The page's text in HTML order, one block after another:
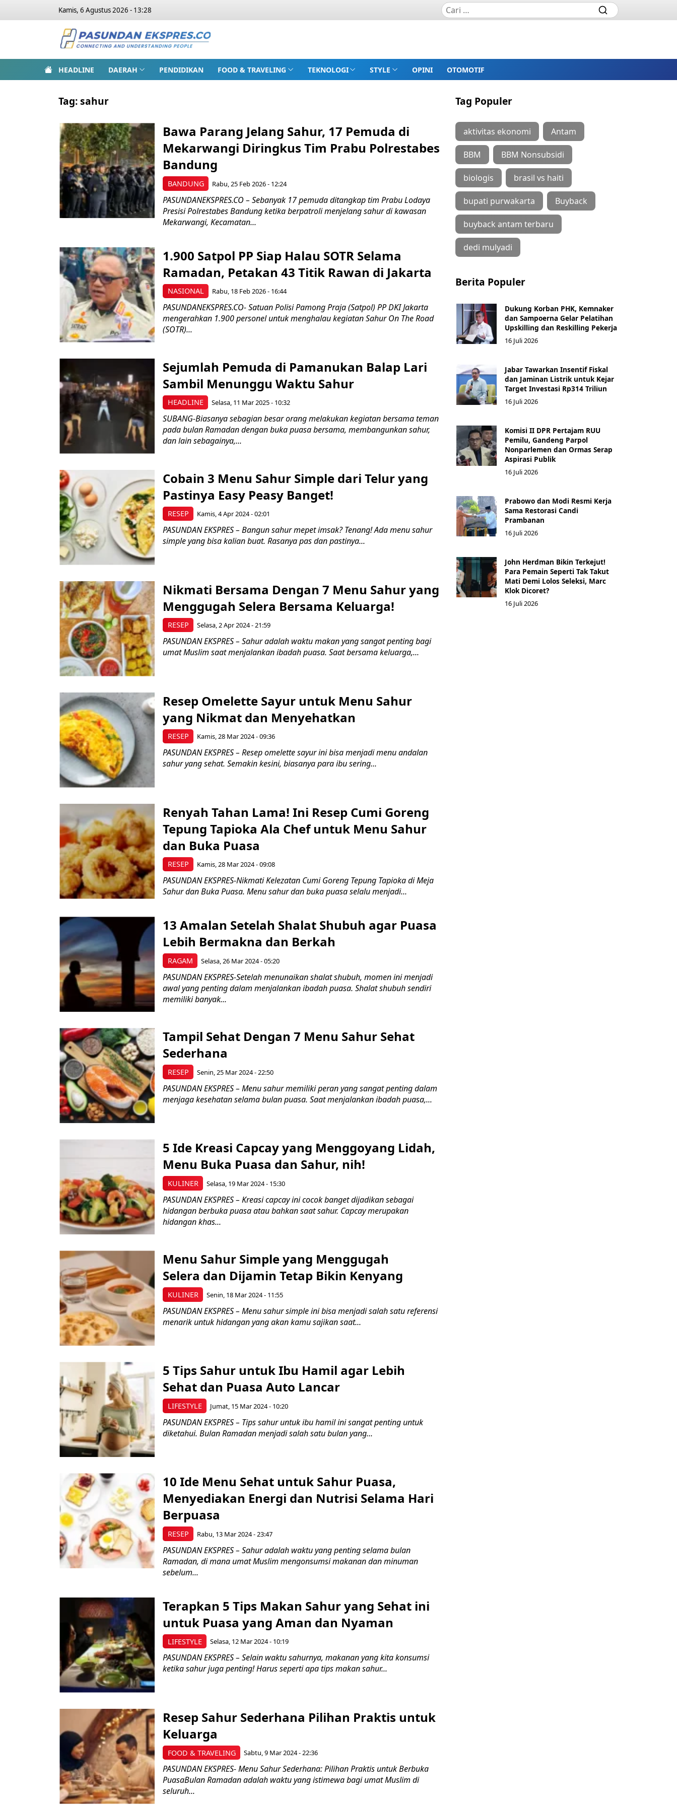
Kamis, 6 Agustus 2026 - 13:28
HEADLINE DAERAH PENDIDIKAN FOOD & TRAVELING TEKNOLOGI STYLE OPINI OTOMOTIF
Tag:sahur
BANDUNG
Bawa Parang Jelang Sahur, 17 Pemuda di
Mekarwangi Diringkus Tim Prabu Polrestabes
Bandung
Rabu, 25 Feb 2026 - 12:24
PASUNDANEKSPRES.CO – Sebanyak 17 pemuda ditangkap tim Prabu Lodaya
Presisi Polrestabes Bandung ketika berpatroli menjelang sahur di kawasan
Mekarwangi, Kecamatan...
NASIONAL
1.900 Satpol PP Siap Halau SOTR Selama
Ramadan, Petakan 43 Titik Rawan di Jakarta
Rabu, 18 Feb 2026 - 16:44
PASUNDANEKSPRES.CO- Satuan Polisi Pamong Praja (Satpol) PP DKI Jakarta
mengerahkan 1.900 personel untuk menghalau kegiatan Sahur On The Road
(SOTR)...
HEADLINE
Sejumlah Pemuda di Pamanukan Balap Lari
Sambil Menunggu Waktu Sahur
Selasa, 11 Mar 2025 - 10:32
SUBANG-Biasanya sebagian besar orang melakukan kegiatan bersama teman
pada bulan Ramadan dengan buka puasa bersama, membangunkan sahur,
dan lain sebagainya,...
RESEP
Cobain 3 Menu Sahur Simple dari Telur yang
Pastinya Easy Peasy Banget!
Kamis, 4 Apr 2024 - 02:01
PASUNDAN EKSPRES – Bangun sahur mepet imsak? Tenang! Ada menu sahur
simple yang bisa kalian buat. Rasanya pas dan pastinya...
RESEP
Nikmati Bersama Dengan 7 Menu Sahur yang
Menggugah Selera Bersama Keluarga!
Selasa, 2 Apr 2024 - 21:59
PASUNDAN EKSPRES – Sahur adalah waktu makan yang sangat penting bagi
umat Muslim saat menjalankan ibadah puasa. Saat bersama keluarga,...
RESEP
Resep Omelette Sayur untuk Menu Sahur
yang Nikmat dan Menyehatkan
Kamis, 28 Mar 2024 - 09:36
PASUNDAN EKSPRES – Resep omelette sayur ini bisa menjadi menu andalan
sahur yang sehat. Semakin kesini, biasanya para ibu sering...
RESEP
Renyah Tahan Lama! Ini Resep Cumi Goreng
Tepung Tapioka Ala Chef untuk Menu Sahur
dan Buka Puasa
Kamis, 28 Mar 2024 - 09:08
PASUNDAN EKSPRES-Nikmati Kelezatan Cumi Goreng Tepung Tapioka di Meja
Sahur dan Buka Puasa. Menu sahur dan buka puasa selalu menjadi...
RAGAM
13 Amalan Setelah Shalat Shubuh agar Puasa
Lebih Bermakna dan Berkah
Selasa, 26 Mar 2024 - 05:20
PASUNDAN EKSPRES-Setelah menunaikan shalat shubuh, momen ini menjadi
awal yang penting dalam menjalankan ibadah puasa. Shalat shubuh sendiri
memiliki banyak...
RESEP
Tampil Sehat Dengan 7 Menu Sahur Sehat
Sederhana
Senin, 25 Mar 2024 - 22:50
PASUNDAN EKSPRES – Menu sahur memiliki peran yang sangat penting dalam
menjaga kesehatan selama bulan puasa. Saat menjalankan ibadah puasa,...
KULINER
5 Ide Kreasi Capcay yang Menggoyang Lidah,
Menu Buka Puasa dan Sahur, nih!
Selasa, 19 Mar 2024 - 15:30
PASUNDAN EKSPRES – Kreasi capcay ini cocok banget dijadikan sebagai
hidangan berbuka puasa atau bahkan saat sahur. Capcay merupakan
hidangan khas...
KULINER
Menu Sahur Simple yang Menggugah
Selera dan Dijamin Tetap Bikin Kenyang
Senin, 18 Mar 2024 - 11:55
PASUNDAN EKSPRES – Menu sahur simple ini bisa menjadi salah satu referensi
menarik untuk hidangan yang akan kamu sajikan saat...
LIFESTYLE
5 Tips Sahur untuk Ibu Hamil agar Lebih
Sehat dan Puasa Auto Lancar
Jumat, 15 Mar 2024 - 10:20
PASUNDAN EKSPRES – Tips sahur untuk ibu hamil ini sangat penting untuk
diketahui. Bulan Ramadan menjadi salah satu bulan yang...
RESEP
10 Ide Menu Sehat untuk Sahur Puasa,
Menyediakan Energi dan Nutrisi Selama Hari
Berpuasa
Rabu, 13 Mar 2024 - 23:47
PASUNDAN EKSPRES – Sahur adalah waktu yang penting selama bulan
Ramadan, di mana umat Muslim mengonsumsi makanan dan minuman
sebelum...
LIFESTYLE
Terapkan 5 Tips Makan Sahur yang Sehat ini
untuk Puasa yang Aman dan Nyaman
Selasa, 12 Mar 2024 - 10:19
PASUNDAN EKSPRES – Selain waktu sahurnya, makanan yang kita konsumsi
ketika sahur juga penting! Harus seperti apa tips makan sahur...
FOOD & TRAVELING
Resep Sahur Sederhana Pilihan Praktis untuk
Keluarga
Sabtu, 9 Mar 2024 - 22:36
PASUNDAN EKSPRES- Menu Sahur Sederhana: Pilihan Praktis untuk Berbuka
PuasaBulan Ramadan adalah waktu yang istimewa bagi umat Muslim di
seluruh...
Tag Populer
aktivitas ekonomi Antam
BBM BBM Nonsubsidi
biologis brasil vs haiti
bupati purwakarta Buyback
buyback antam terbaru
dedi mulyadi
Berita Populer
Dukung Korban PHK, Kemnaker
dan Sampoerna Gelar Pelatihan
Upskilling dan Reskilling Pekerja
16 Juli 2026
Jabar Tawarkan Insentif Fiskal
dan Jaminan Listrik untuk Kejar
Target Investasi Rp314 Triliun
16 Juli 2026
Komisi II DPR Pertajam RUU
Pemilu, Gandeng Parpol
Nonparlemen dan Ormas Serap
Aspirasi Publik
16 Juli 2026
Prabowo dan Modi Resmi Kerja
Sama Restorasi Candi
Prambanan
16 Juli 2026
John Herdman Bikin Terkejut!
Para Pemain Seperti Tak Takut
Mati Demi Lolos Seleksi, Marc
Klok Dicoret?
16 Juli 2026